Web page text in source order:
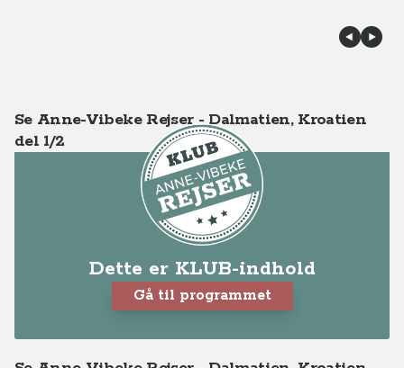
Se Anne-Vibeke Rejser - Dalmatien, Kroatien
del 1/2
Dette er KLUB-indhold
Gå til programmet